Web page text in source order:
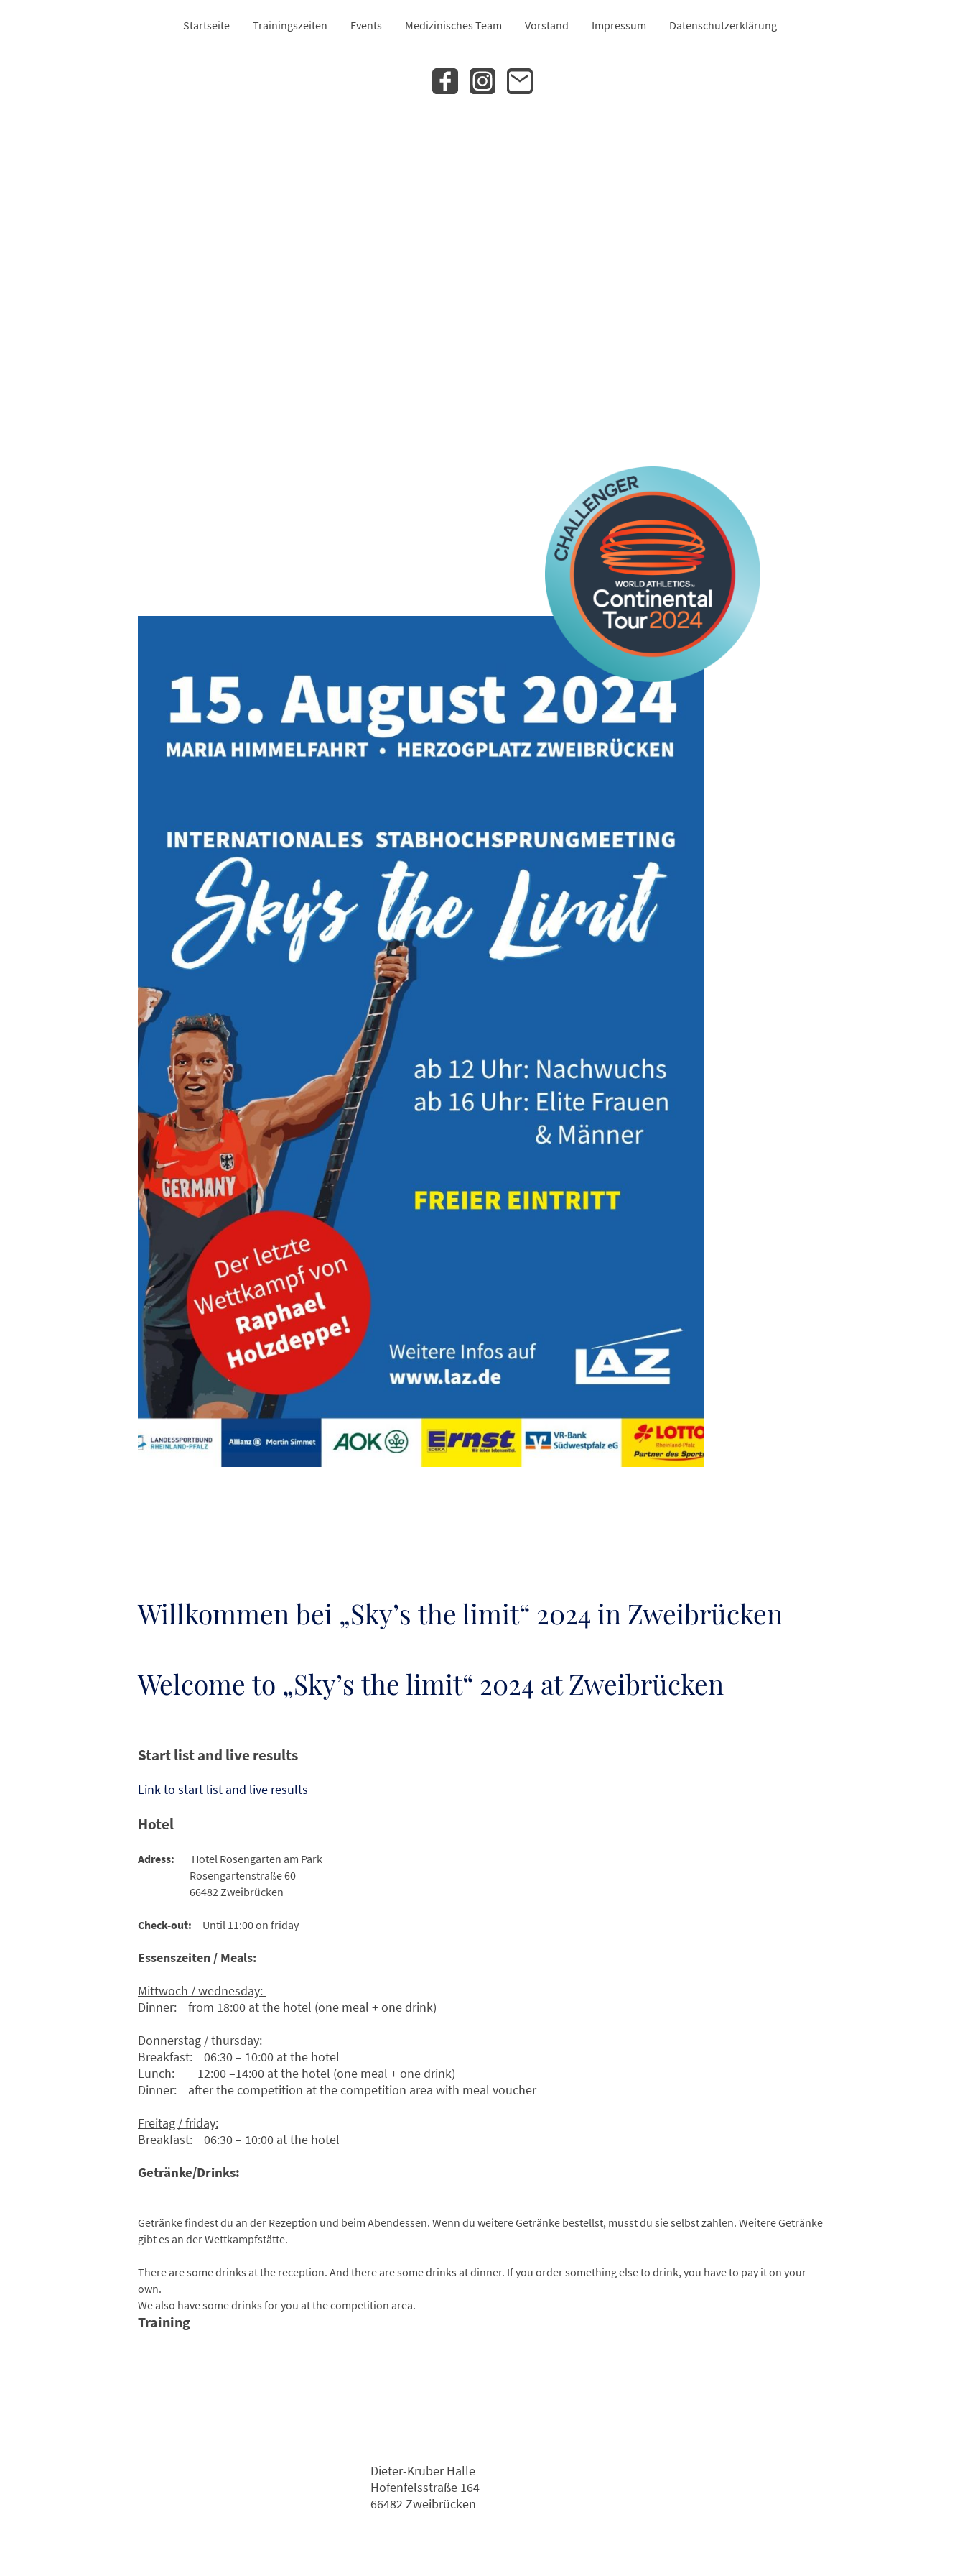
Startseite Trainingszeiten Events Medizinisches Team Vorstand Impressum Datenschutzerklärung
Willkommen bei „Sky’s the limit“ 2024 in Zweibrücken
Welcome to „Sky’s the limit“ 2024 at Zweibrücken
Start list and live results
Link to start list and live results
Hotel
Adress: Hotel Rosengarten am Park
Rosengartenstraße 60
66482 Zweibrücken
Check-out: Until 11:00 on friday
Essenszeiten / Meals:
Mittwoch / wednesday:
Dinner: from 18:00 at the hotel (one meal + one drink)
Donnerstag / thursday:
Breakfast: 06:30 – 10:00 at the hotel
Lunch: 12:00 –14:00 at the hotel (one meal + one drink)
Dinner: after the competition at the competition area with meal voucher
Freitag / friday:
Breakfast: 06:30 – 10:00 at the hotel
Getränke/Drinks:
Getränke findest du an der Rezeption und beim Abendessen. Wenn du weitere Getränke bestellst, musst du sie selbst zahlen. Weitere Getränke
gibt es an der Wettkampfstätte.
There are some drinks at the reception. And there are some drinks at dinner. If you order something else to drink, you have to pay it on your
own.
We also have some drinks for you at the competition area.
Training
Dieter-Kruber Halle
Hofenfelsstraße 164
66482 Zweibrücken